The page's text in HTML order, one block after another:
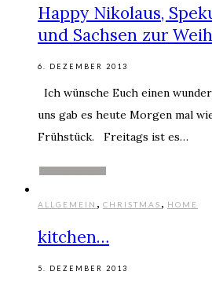
Happy Nikolaus,
und Sachsen zur
6. DEZEMBER 2013
Ich wünsche Euch einen
uns gab es heute Morgen mal
Frühstück. Freitags ist es…
ALLGEMEIN , CHRISTMAS , HOME
kitchen…
5. DEZEMBER 2013